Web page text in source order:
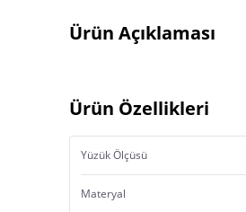
Ürün Açıklaması
Ürün Özellikleri
Yüzük Ölçüsü
Materyal